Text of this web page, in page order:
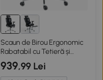
Scaun de Birou Ergonomic
Rabatabil cu Tetieră și
Cotiere din Plasă, Negru
939,99 Lei